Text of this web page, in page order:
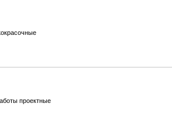
проектные